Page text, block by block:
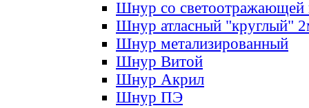
Шнур со светоотражающей
Шнур атласный "круглый"
Шнур метализированный
Шнур Витой
Шнур Акрил
Шнур ПЭ